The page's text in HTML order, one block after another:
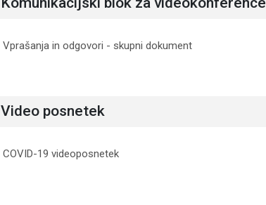
Vprašanja in odgovori - skupni dokumentURL
Video posnetek
COVID-19 videoposnetek